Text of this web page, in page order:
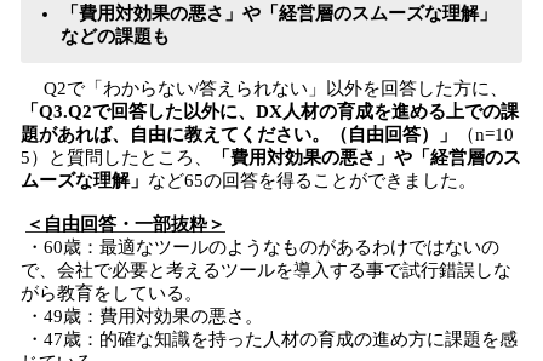
「費用対効果の悪さ」や「経営層のスムーズな理解」
などの課題も
Q2で「わからない/答えられない」以外を回答した方に、
「Q3.Q2で回答した以外に、DX人材の育成を進める上での課
題があれば、自由に教えてください。（自由回答）」
（n=10
5）と質問したところ、
「費用対効果の悪さ」や「経営層のス
ムーズな理解」 など65の回答を得ることができました。
＜自由回答・一部抜粋＞
・60歳：最適なツールのようなものがあるわけではないの
で、会社で必要と考えるツールを導入する事で試行錯誤しな
がら教育をしている。
・49歳：費用対効果の悪さ。
・47歳：的確な知識を持った人材の育成の進め方に課題を感